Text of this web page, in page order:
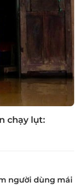
chạy lụt:
người dùng mái